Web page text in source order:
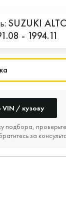
SUZUKI
- 1994.11
VIN / кузову
подбора,
за